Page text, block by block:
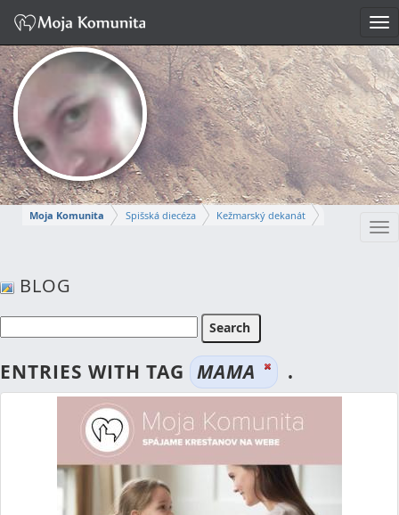
Moja Komunita Spišská diecéza
Kežmarský dekanát
ANNA
BLOG
ENTRIES WITH TAG MAMA .